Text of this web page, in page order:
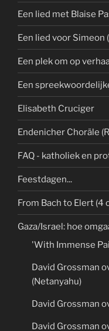
Een lied met Blaise
Een lied voor Simeon
Een plek om op
Een
Elisabeth Cruciger
Endenicher Choräle
FAQ - katholiek en
Feestdagen...
From Bach to Elert (4
Gaza/Israel: hoe
'With Immense
David Grossman
(Netanyahu)
David Grossman
David Grossman